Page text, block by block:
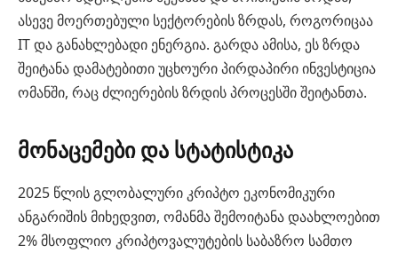
ასევე მოერთებული სექტორების ზრდას, როგორიცაა
IT და განახლებადი ენერგია. გარდა ამისა, ეს ზრდა
შეიტანა დამატებითი უცხოური პირდაპირი ინვესტიცია
ომანში, რაც ძლიერების ზრდის პროცესში შეიტანთა.
მონაცემები და სტატისტიკა
2025 წლის გლობალური კრიპტო ეკონომიკური
ანგარიშის მიხედვით, ომანმა შემოიტანა დაახლოებით
2% მსოფლიო კრიპტოვალუტების საბაზრო სამთო